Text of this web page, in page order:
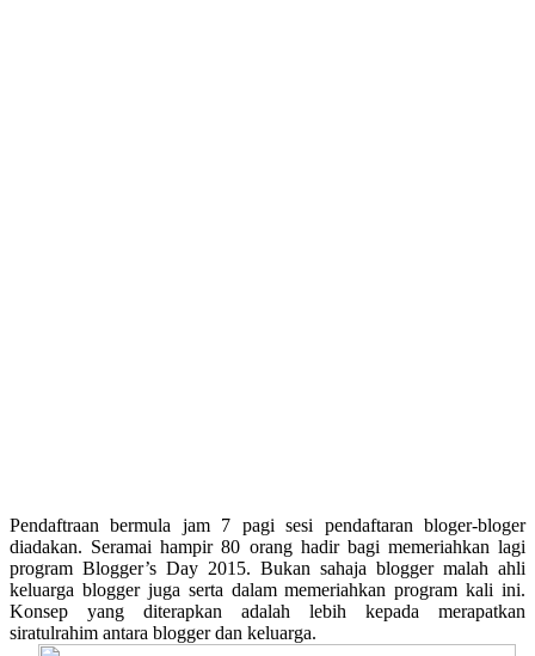
Pendaftraan bermula jam 7 pagi sesi pendaftaran bloger-bloger
diadakan. Seramai hampir 80 orang hadir bagi memeriahkan lagi
program Blogger’s Day 2015. Bukan sahaja blogger malah ahli
keluarga blogger juga serta dalam memeriahkan program kali ini.
Konsep yang diterapkan adalah lebih kepada merapatkan
siratulrahim antara blogger dan keluarga.